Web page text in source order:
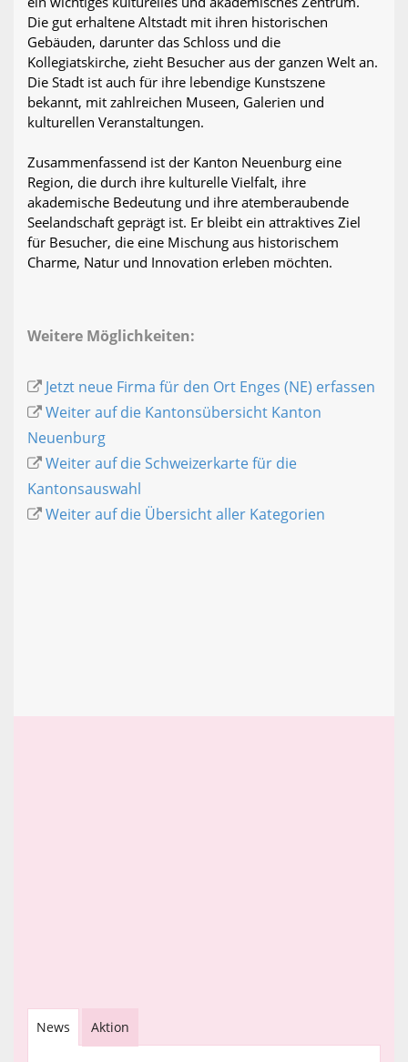
Die gut erhaltene Altstadt mit ihren historischen
Gebäuden, darunter das Schloss und die
Kollegiatskirche, zieht Besucher aus der ganzen Welt an.
Die Stadt ist auch für ihre lebendige Kunstszene
bekannt, mit zahlreichen Museen, Galerien und
kulturellen Veranstaltungen.
Zusammenfassend ist der Kanton Neuenburg eine
Region, die durch ihre kulturelle Vielfalt, ihre
akademische Bedeutung und ihre atemberaubende
Seelandschaft geprägt ist. Er bleibt ein attraktives Ziel
für Besucher, die eine Mischung aus historischem
Charme, Natur und Innovation erleben möchten.
Weitere Möglichkeiten:
Jetzt neue Firma für den Ort Enges (NE) erfassen
Weiter auf die Kantonsübersicht Kanton
Neuenburg
Weiter auf die Schweizerkarte für die
Kantonsauswahl
Weiter auf die Übersicht aller Kategorien
News Aktion